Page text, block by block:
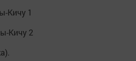
Кичу 1
Кичу 2